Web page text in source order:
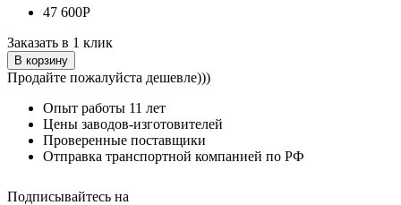
47 600Р
Заказать в 1 клик
В корзину
Продайте пожалуйста дешевле)))
Опыт работы 11 лет
Цены заводов-изготовителей
Проверенные поставщики
Отправка транспортной компанией по РФ
Подписывайтесь на